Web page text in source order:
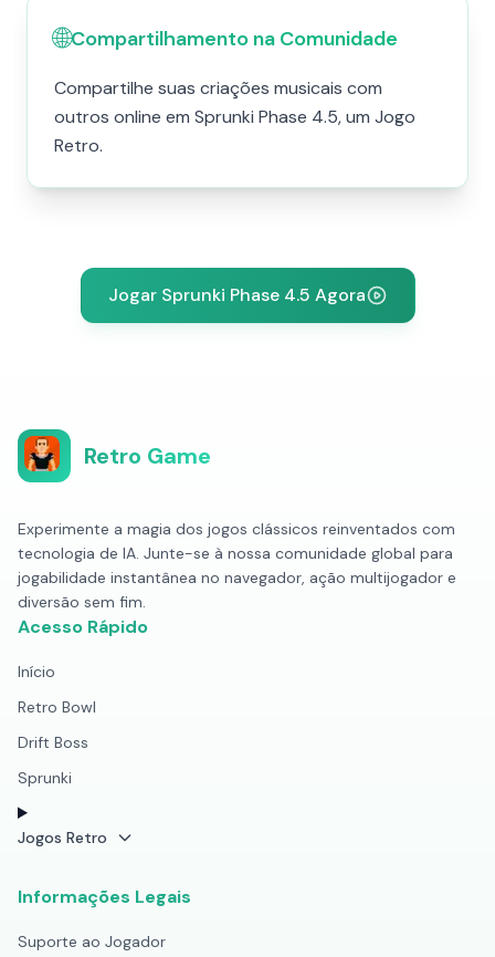
🌐Compartilhamento na Comunidade
Compartilhe suas criações musicais com
outros online em Sprunki Phase 4.5, um Jogo
Retro.
Jogar Sprunki Phase 4.5 Agora
Retro Game
Experimente a magia dos jogos clássicos reinventados com
tecnologia de IA. Junte-se à nossa comunidade global para
jogabilidade instantânea no navegador, ação multijogador e
diversão sem fim.
Acesso Rápido
Início
Retro Bowl
Drift Boss
Sprunki
Jogos Retro
Informações Legais
Suporte ao Jogador